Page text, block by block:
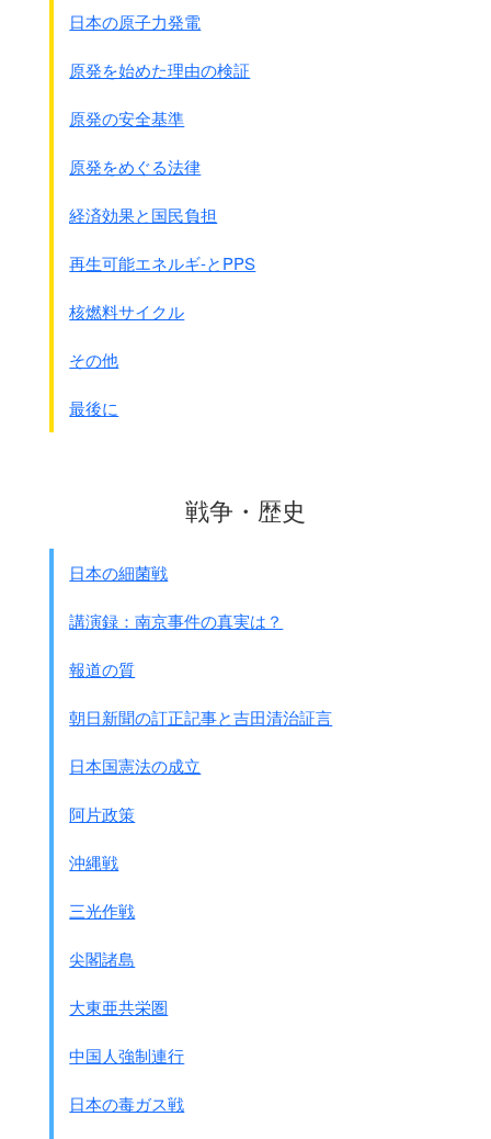
日本の原子力発電
原発を始めた理由の検証
原発の安全基準
原発をめぐる法律
経済効果と国民負担
再生可能エネルギ-とPPS
核燃料サイクル
その他
最後に
戦争・歴史
日本の細菌戦
講演録：南京事件の真実は？
報道の質
朝日新聞の訂正記事と吉田清治証言
日本国憲法の成立
阿片政策
沖縄戦
三光作戦
尖閣諸島
大東亜共栄圏
中国人強制連行
日本の毒ガス戦